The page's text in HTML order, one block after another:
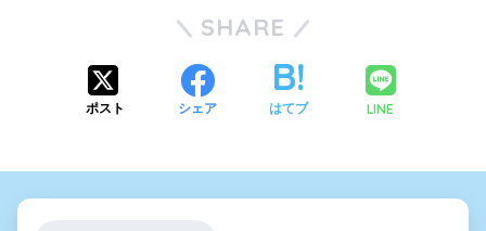
SHARE
ポスト シェア はてブ LINE